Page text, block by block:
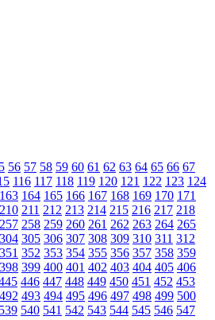
56 57 58 59 60 61 62 63 64 65 66 67
116 117 118 119 120 121 122 123 124
163 164 165 166 167 168 169 170 171
210 211 212 213 214 215 216 217 218
257 258 259 260 261 262 263 264 265
304 305 306 307 308 309 310 311 312
351 352 353 354 355 356 357 358 359
398 399 400 401 402 403 404 405 406
446 447 448 449 450 451 452 453
492 493 494 495 496 497 498 499 500
539 540 541 542 543 544 545 546 547